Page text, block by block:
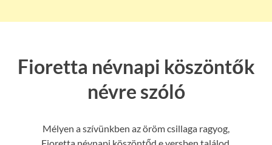
Fioretta névnapi köszöntők
névre szóló
Mélyen a szívünkben az öröm csillaga ragyog,